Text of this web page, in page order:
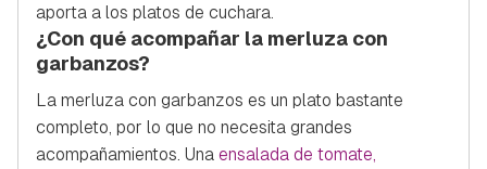
aporta a los platos de cuchara.
¿Con qué acompañar la merluza con
garbanzos?
La merluza con garbanzos es un plato bastante
completo, por lo que no necesita grandes
acompañamientos. Unaensalada de tomate,